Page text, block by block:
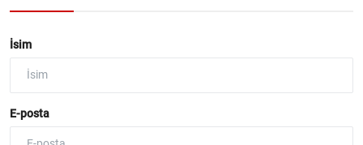
İsim
E-posta